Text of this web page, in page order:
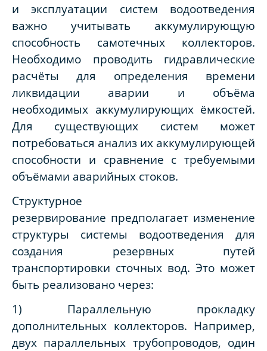
и эксплуатации систем водоотведения
важно учитывать аккумулирующую
способность самотечных коллекторов.
Необходимо проводить гидравлические
расчёты для определения времени
ликвидации аварии и объёма
необходимых аккумулирующих ёмкостей.
Для существующих систем может
потребоваться анализ их аккумулирующей
способности и сравнение с требуемыми
объёмами аварийных стоков.
Структурное
резервирование предполагает изменение
структуры системы водоотведения для
создания резервных путей
транспортировки сточных вод. Это может
быть реализовано через:
1) Параллельную прокладку
дополнительных коллекторов. Например,
двух параллельных трубопроводов, один